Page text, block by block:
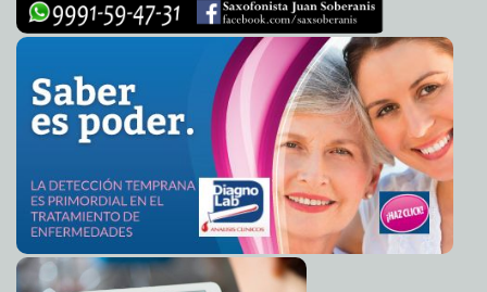
2025-07-31 23:09:09 "El Ayuntamiento de Mérida inicia la restauración de
adoquines de la Ermita"
Sesiona diputaciòn permanente para turnan diversos
asuntos
2025-07-31 22:58:20 Cabildo va por más acciones para mejorar la
infraestructura, limpieza, orden, economía y justicia social en Mérida.
Pintan El Cuyo y atraen visitantes nuevos del
2025-07-31 22:46:04 Atención prioritaria a la militancia, compromiso de
Brenda Ruz con el panismo meridano A7
2025-07-31 22:39:53 Con participación ciudadana y construcción de
comunidad, mejoramos las colonias meridanas: Cecilia Patrón. A7
2025-07-31 00:08:39 Fiesta Americana Cancùn all inclusive renueva sus